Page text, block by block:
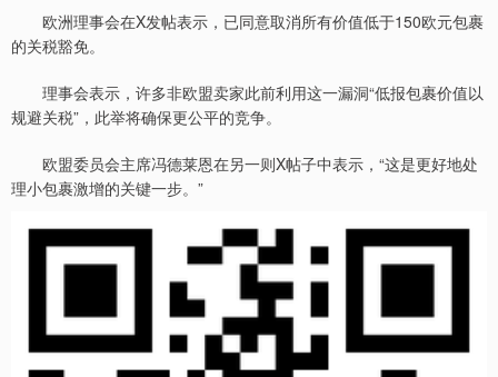
欧洲理事会在X发帖表示，已同意取消所有价值低于150欧元包裹
的关税豁免。
理事会表示，许多非欧盟卖家此前利用这一漏洞“低报包裹价值以
规避关税”，此举将确保更公平的竞争。
欧盟委员会主席冯德莱恩在另一则X帖子中表示，“这是更好地处
理小包裹激增的关键一步。”